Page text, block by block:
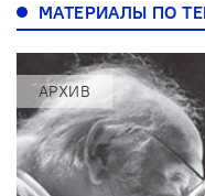
МАТЕРИАЛЫ ПО
АРХИВ